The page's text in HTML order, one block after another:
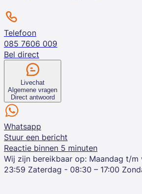
Telefoon
085 7606 009
Bel direct
Livechat
Algemene vragen
Direct antwoord
Whatsapp
Stuur een bericht
Reactie binnen 5 minuten
Wij zijn bereikbaar op: Maandag t/
23:59 Zaterdag - 08:30 – 17:00